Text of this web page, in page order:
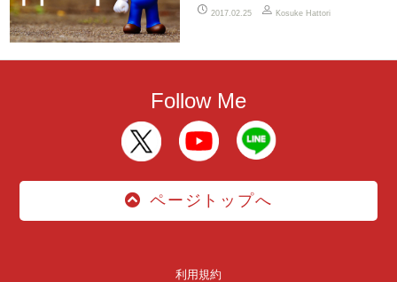
2017.02.25 Kosuke Hattori
Follow Me
ページトップへ
利用規約